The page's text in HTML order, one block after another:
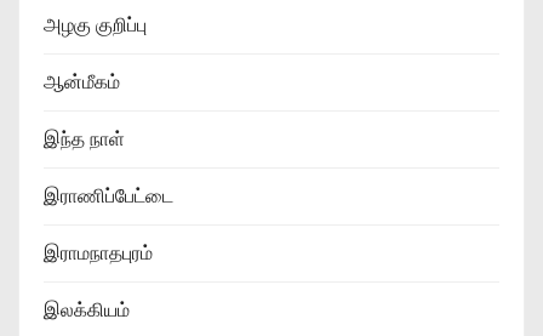
அழகு குறிப்பு
ஆன்மீகம்
இந்த நாள்
இராணிப்பேட்டை
இராமநாதபுரம்
இலக்கியம்